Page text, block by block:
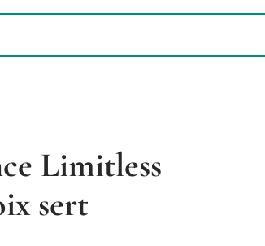
Limitless
sert